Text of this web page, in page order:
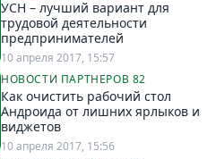
УСН – лучший вариант для
трудовой деятельности
предпринимателей
10 апреля 2017, 15:57
НОВОСТИ ПАРТНЕРОВ 82
Как очистить рабочий стол
Андроида от лишних ярлыков и
виджетов
10 апреля 2017, 15:56